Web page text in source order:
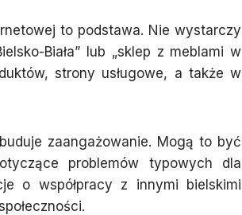
to podstawa. Nie wystarczy
Biała” lub „sklep z meblami w
strony usługowe, a także w
zaangażowanie. Mogą to być
problemów typowych dla
o współpracy z innymi bielskimi